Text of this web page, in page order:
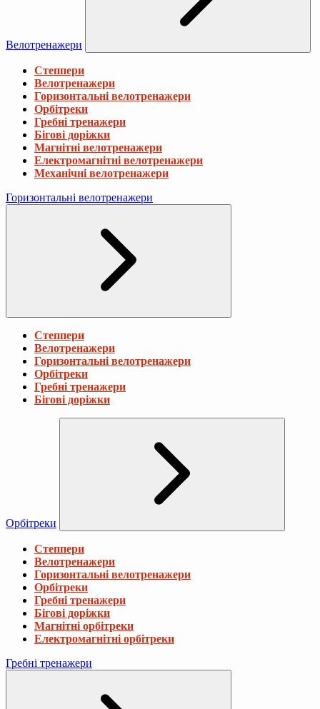
Велотренажери
Степпери
Велотренажери
Горизонтальні велотренажери
Орбітреки
Гребні тренажери
Бігові доріжки
Магнітні велотренажери
Електромагнітні велотренажери
Механічні велотренажери
Горизонтальні велотренажери
Степпери
Велотренажери
Горизонтальні велотренажери
Орбітреки
Гребні тренажери
Бігові доріжки
Орбітреки
Степпери
Велотренажери
Горизонтальні велотренажери
Орбітреки
Гребні тренажери
Бігові доріжки
Магнітні орбітреки
Електромагнітні орбітреки
Гребні тренажери